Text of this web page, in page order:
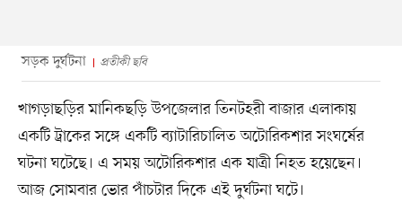
সড়ক দুর্ঘটনা প্রতীকী ছবি
খাগড়াছড়ির মানিকছড়ি উপজেলার তিনটহরী বাজার এলাকায়
একটি ট্রাকের সঙ্গে একটি ব্যাটারিচালিত অটোরিকশার সংঘর্ষের
ঘটনা ঘটেছে। এ সময় অটোরিকশার এক যাত্রী নিহত হয়েছেন।
আজ সোমবার ভোর পাঁচটার দিকে এই দুর্ঘটনা ঘটে।